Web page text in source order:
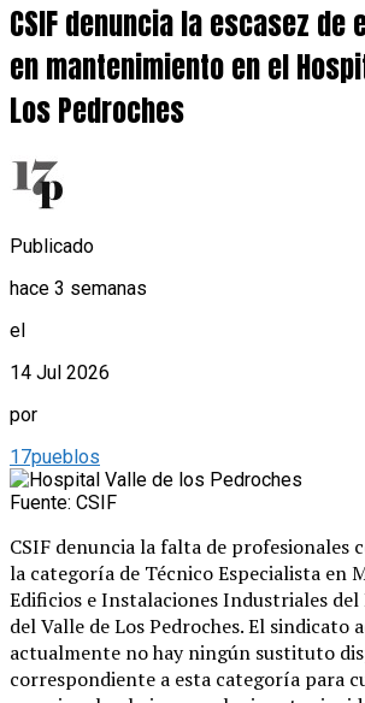
CSIF denuncia la escasez
en mantenimiento en el
Los Pedroches
Publicado
hace 3 semanas
el
14 Jul 2026
por
17pueblos
Fuente: CSIF
CSIF denuncia la falta de profesionales
la categoría de Técnico Especialista en
Edificios e Instalaciones Industriales
del Valle de Los Pedroches. El sindicato
actualmente no hay ningún sustituto
correspondiente a esta categoría para